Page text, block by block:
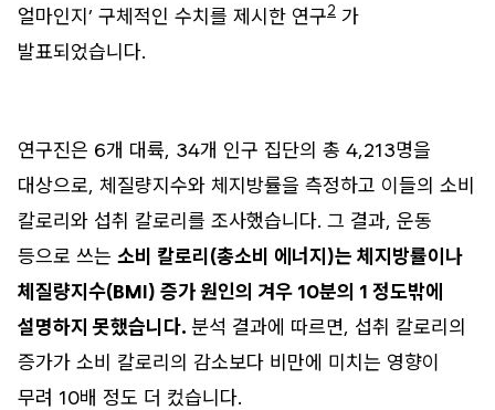
얼마인지’ 구체적인 수치를 제시한 연구2 가
발표되었습니다.
연구진은 6개 대륙, 34개 인구 집단의 총 4,213명을
대상으로, 체질량지수와 체지방률을 측정하고 이들의 소비
칼로리와 섭취 칼로리를 조사했습니다. 그 결과, 운동
등으로 쓰는 소비 칼로리(총소비 에너지)는 체지방률이나
체질량지수(BMI) 증가 원인의 겨우 10분의 1 정도밖에
설명하지 못했습니다. 분석 결과에 따르면, 섭취 칼로리의
증가가 소비 칼로리의 감소보다 비만에 미치는 영향이
무려 10배 정도 더 컸습니다.